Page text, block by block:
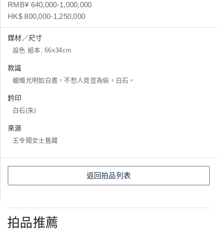
RMB¥ 640,000-1,000,000
HK$ 800,000-1,250,000
媒材／尺寸
設色 紙本, 66x34cm
款識
蠟燭光明如白晝，不愁人見豈為偷。白石。
鈐印
白石(朱)
來源
王令聞女士舊藏
返回拍品列表
拍品推薦